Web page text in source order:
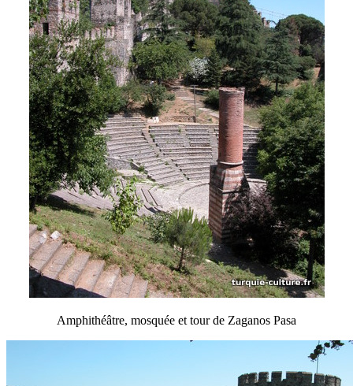
Amphithéâtre, mosquée et tour de Zaganos Pasa